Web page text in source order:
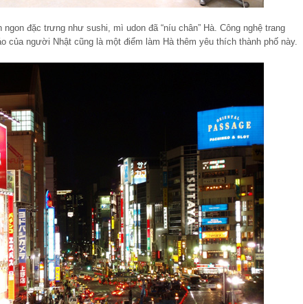
đặc trưng như sushi, mì udon đã “níu chân” Hà. Công nghệ trang
của người Nhật cũng là một điểm làm Hà thêm yêu thích thành phố này.